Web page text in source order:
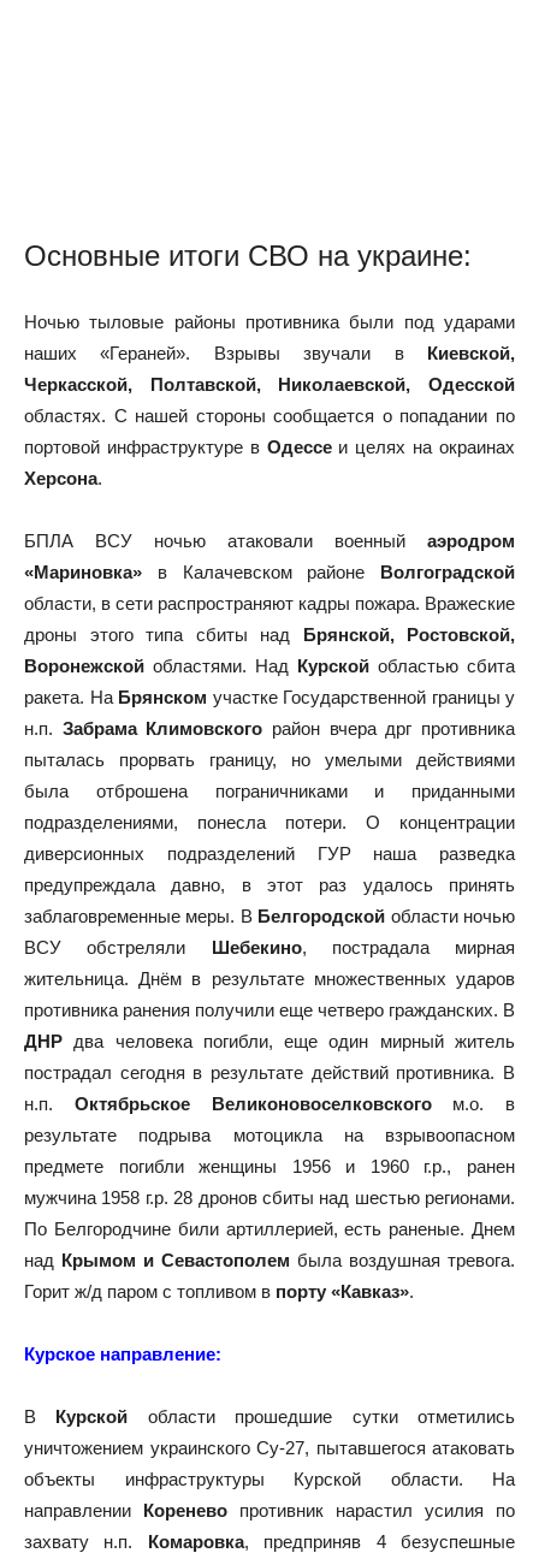
Основные итоги СВО на украине:
Ночью тыловые районы противника были под ударами
наших «Гераней». Взрывы звучали в Киевской,
Черкасской, Полтавской, Николаевской, Одесской
областях. С нашей стороны сообщается о попадании по
портовой инфраструктуре в Одессеи целях на окраинах
Херсона.
БПЛА ВСУ ночью атаковали военный аэродром
«Мариновка» в Калачевском районе Волгоградской
области, в сети распространяют кадры пожара. Вражеские
дроны этого типа сбиты над Брянской, Ростовской,
Воронежской областями. Над Курской областью сбита
ракета. На Брянском участке Государственной границы у
н.п. Забрама Климовского район вчера дрг противника
пыталась прорвать границу, но умелыми действиями
была отброшена пограничниками и приданными
подразделениями, понесла потери. О концентрации
диверсионных подразделений ГУР наша разведка
предупреждала давно, в этот раз удалось принять
заблаговременные меры. В Белгородской области ночью
ВСУ обстреляли Шебекино, пострадала мирная
жительница. Днём в результате множественных ударов
противника ранения получили еще четверо гражданских. В
ДНР два человека погибли, еще один мирный житель
пострадал сегодня в результате действий противника. В
н.п. Октябрьское Великоновоселковскогом.о. в
результате подрыва мотоцикла на взрывоопасном
предмете погибли женщины 1956 и 1960 г.р., ранен
мужчина 1958 г.р. 28 дронов сбиты над шестью регионами.
По Белгородчине били артиллерией, есть раненые. Днем
над Крымом и Севастополем была воздушная тревога.
Горит ж/д паром с топливом в порту «Кавказ».
Курское направление:
В Курской области прошедшие сутки отметились
уничтожением украинского Су-27, пытавшегося атаковать
объекты инфраструктуры Курской области. На
направлении Коренево противник нарастил усилия по
захвату н.п. Комаровка, предприняв 4 безуспешные